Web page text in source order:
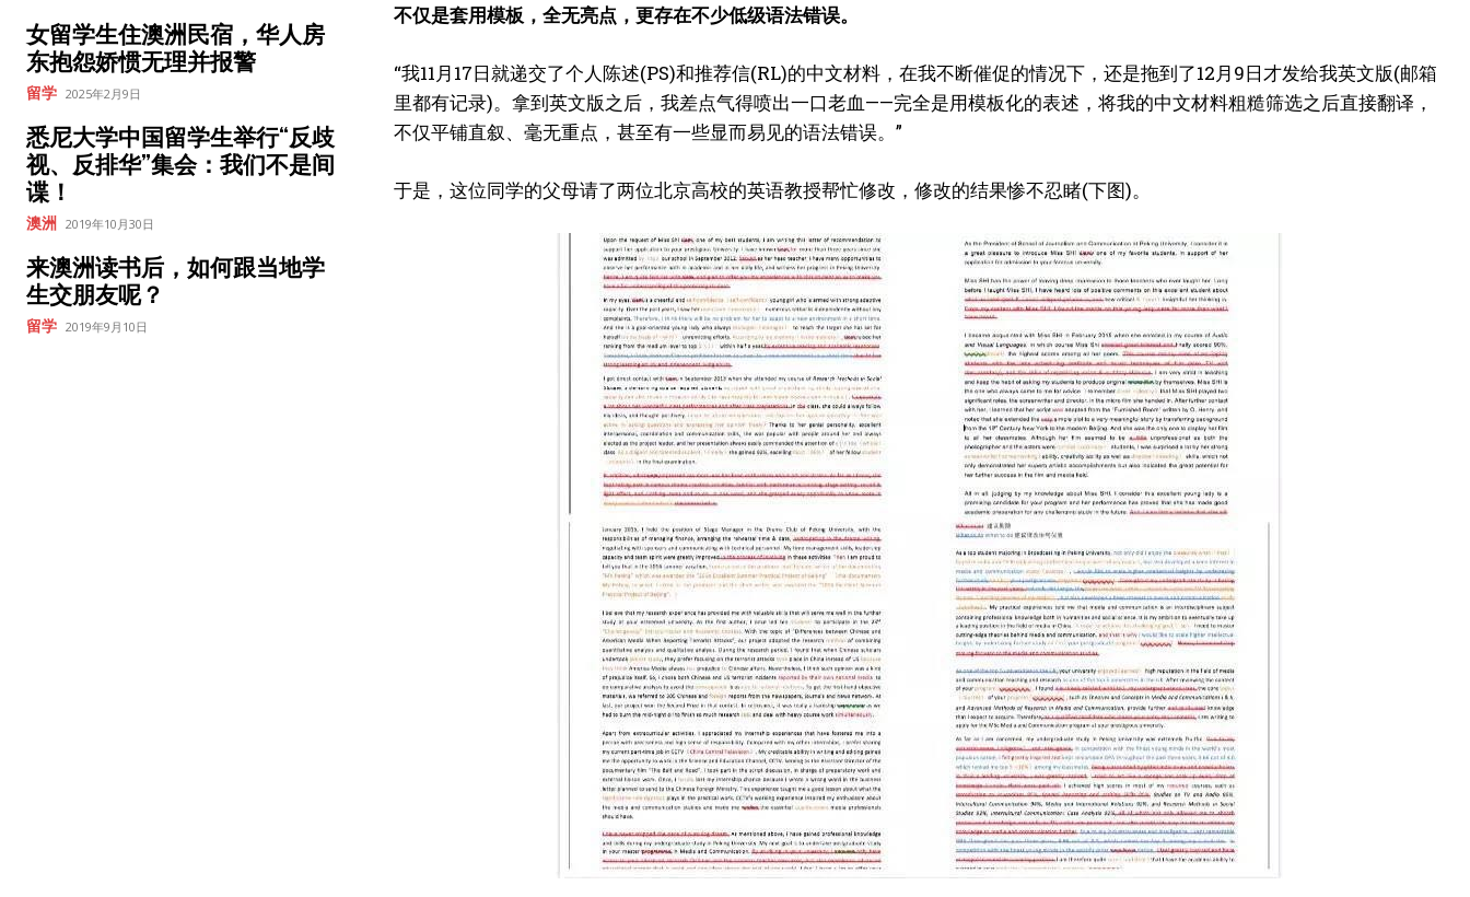
2018年加入澳洲都市报，记者，专注于社区新闻、商业及消费领域报道及人物专访。
其以敏锐的新闻嗅觉和扎实的采访功底，记录澳洲各地与华人相关的点滴故事。他善
女留学生住澳洲民宿，华人房
东抱怨娇惯无理并报警
留学 2025年2月9日
悉尼大学中国留学生举行“反歧
视、反排华”集会：我们不是间
谍！
澳洲 2019年10月30日
来澳洲读书后，如何跟当地学
生交朋友呢？
留学 2019年9月10日
不仅是套用模板，全无亮点，更存在不少低级语法错误。
“我11月17日就递交了个人陈述(PS)和推荐信(RL)的中文材料，在我不断催促的情况下，还是拖到了12月9日才发给我英文版(邮箱
里都有记录)。拿到英文版之后，我差点气得喷出一口老血——完全是用模板化的表述，将我的中文材料粗糙筛选之后直接翻译，
不仅平铺直叙、毫无重点，甚至有一些显而易见的语法错误。”
于是，这位同学的父母请了两位北京高校的英语教授帮忙修改，修改的结果惨不忍睹(下图)。